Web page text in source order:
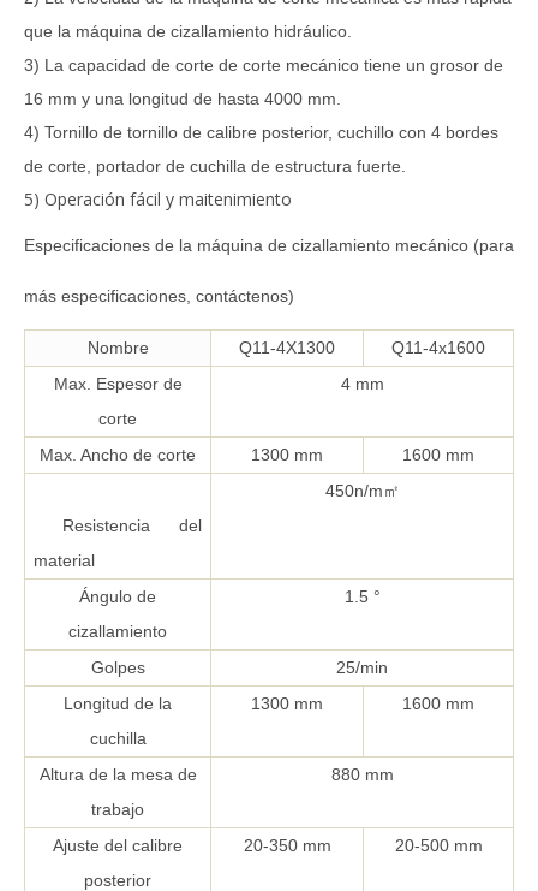
que la máquina de cizallamiento hidráulico.
3) La capacidad de corte de corte mecánico tiene un grosor de
16 mm y una longitud de hasta 4000 mm.
4) Tornillo de tornillo de calibre posterior, cuchillo con 4 bordes
de corte, portador de cuchilla de estructura fuerte.
5) Operación fácil y maitenimiento
Especificaciones de la máquina de cizallamiento mecánico (para
más especificaciones, contáctenos)
Nombre Q11-4X1300
Q11-4x1600
Max. Espesor de
corte
4 mm
Max. Ancho de corte 1300 mm 1600 mm
Resistencia del
material
450n/m ㎡
Ángulo de
cizallamiento
1.5 °
Golpes
25/min
Longitud de la
cuchilla
1300 mm 1600 mm
Altura de la mesa de
trabajo
880 mm
Ajuste del calibre
posterior
20-350 mm 20-500 mm